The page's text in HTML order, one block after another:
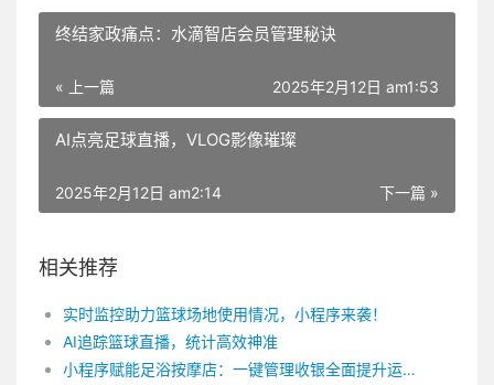
终结家政痛点：水滴智店会员管理秘诀
« 上一篇 2025年2月12日 am1:53
AI点亮足球直播，VLOG影像璀璨
下一篇 »
2025年2月12日 am2:14
相关推荐
实时监控助力篮球场地使用情况，小程序来袭！
AI追踪篮球直播，统计高效神准
小程序赋能足浴按摩店：一键管理收银全面提升运营效率